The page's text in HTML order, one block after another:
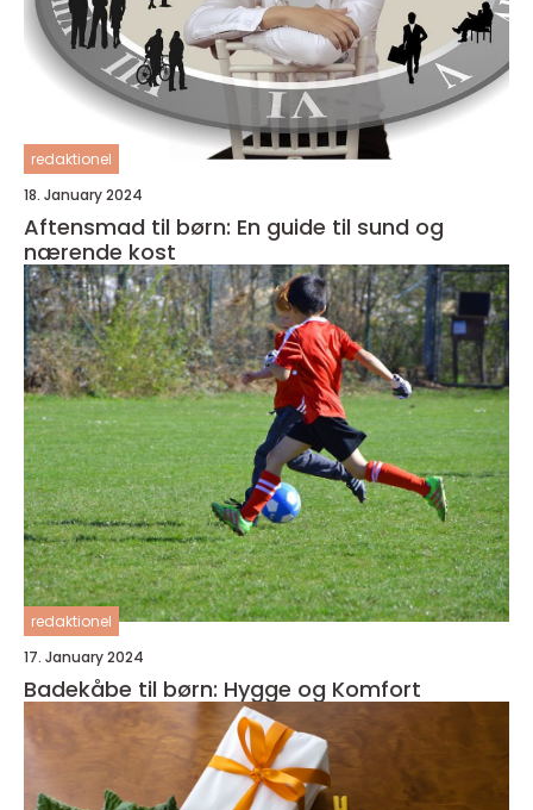
redaktionel
18. January 2024
Aftensmad til børn: En guide til sund og
nærende kost
redaktionel
17. January 2024
Badekåbe til børn: Hygge og Komfort